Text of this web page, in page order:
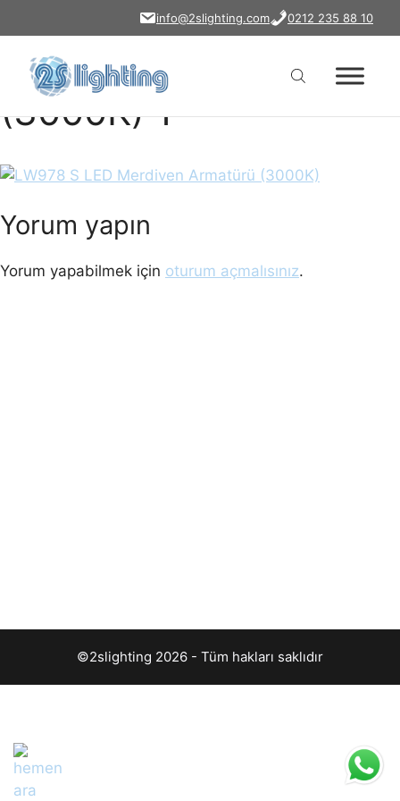
atla
info@2slighting.com 0212 235 88 10
LW978 S LED
Merdiven Armatürü
(3000K) 1
Yorum yapın
Yorum yapabilmek için oturum açmalısınız.
©2slighting 2026 - Tüm hakları saklıdır